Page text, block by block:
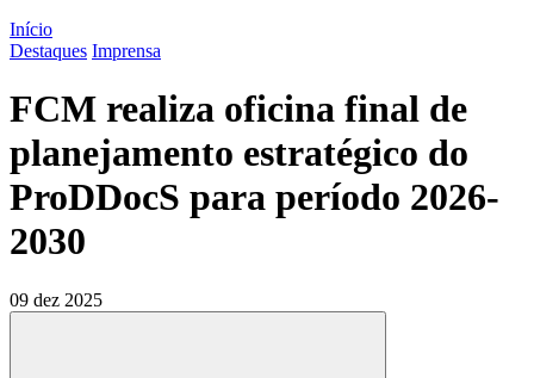
Início
Destaques Imprensa
FCM realiza oficina final de
planejamento estratégico do
ProDDocS para período 2026-
2030
09 dez 2025